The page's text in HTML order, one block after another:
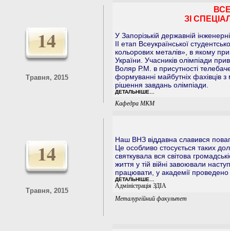
14
Травня, 2015
ЗІ
У Запорізькій державній
ІІ етап Всеукраїнської
кольорових металів», в якому
України. Учасників олімпіади
Воляр Р.М. в присутності
формуванні майбутніх фахівців з
рішення завдань олімпіади.
ДЕТАЛЬНІШЕ…
Кафедра МКМ
14
Травня, 2015
Наш ВНЗ віддавна славився
Це особливо стосується таких
святкувала вся світова
життя у тій війні завоювали
працювати, у академії проведено
ДЕТАЛЬНІШЕ…
Адміністрація ЗДІА
Металургійний факультет